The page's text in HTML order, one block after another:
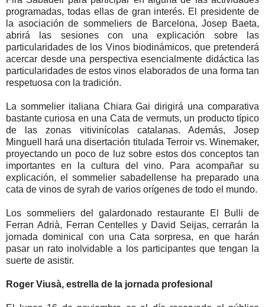
programadas, todas ellas de gran interés. El presidente de
la asociación de sommeliers de Barcelona, Josep Baeta,
abrirá las sesiones con una explicación sobre las
particularidades de los Vinos biodinámicos, que pretenderá
acercar desde una perspectiva esencialmente didáctica las
particularidades de estos vinos elaborados de una forma tan
respetuosa con la tradición.
La sommelier italiana Chiara Gai dirigirá una comparativa
bastante curiosa en una Cata de vermuts, un producto típico
de las zonas vitivinícolas catalanas. Además, Josep
Minguell hará una disertación titulada Terroir vs. Winemaker,
proyectando un poco de luz sobre estos dos conceptos tan
importantes en la cultura del vino. Para acompañar su
explicación, el sommelier sabadellense ha preparado una
cata de vinos de syrah de varios orígenes de todo el mundo.
Los sommeliers del galardonado restaurante El Bulli de
Ferran Adrià, Ferran Centelles y David Seijas, cerrarán la
jornada dominical con una Cata sorpresa, en que harán
pasar un rato inolvidable a los participantes que tengan la
suerte de asistir.
Roger Viusà, estrella de la jornada profesional